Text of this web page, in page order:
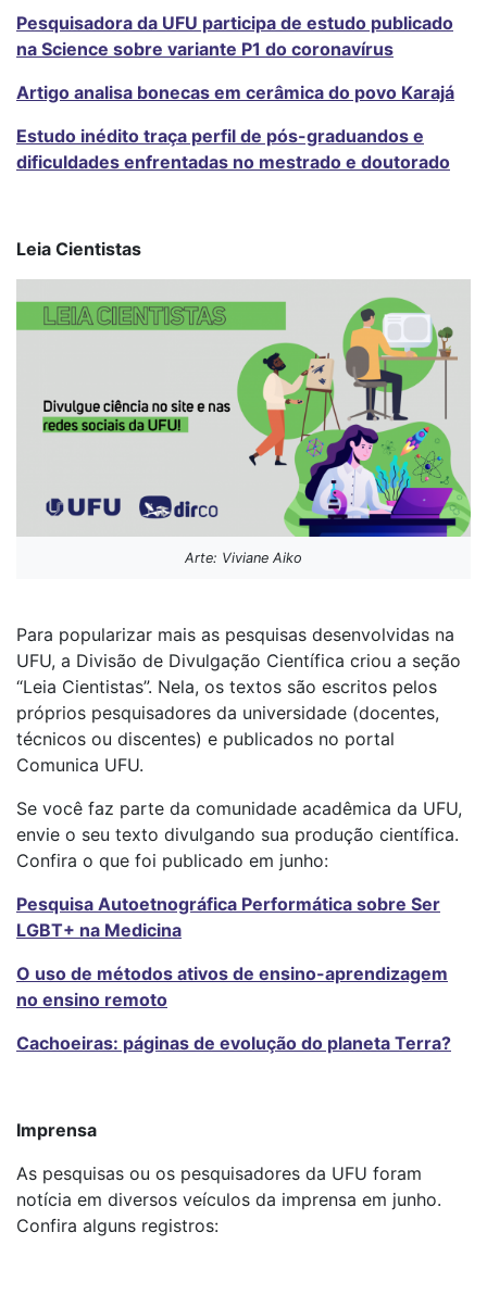
Pesquisadora da UFU participa de estudo publicado
na Science sobre variante P1 do coronavírus
Artigo analisa bonecas em cerâmica do povo Karajá
Estudo inédito traça perfil de pós-graduandos e
dificuldades enfrentadas no mestrado e doutorado
Leia Cientistas
Arte: Viviane Aiko
Para popularizar mais as pesquisas desenvolvidas na
UFU, a Divisão de Divulgação Científica criou a seção
“Leia Cientistas”. Nela, os textos são escritos pelos
próprios pesquisadores da universidade (docentes,
técnicos ou discentes) e publicados no portal
Comunica UFU.
Se você faz parte da comunidade acadêmica da UFU,
envie o seu texto divulgando sua produção científica.
Confira o que foi publicado em junho:
Pesquisa Autoetnográfica Performática sobre Ser
LGBT+ na Medicina
O uso de métodos ativos de ensino-aprendizagem
no ensino remoto
Cachoeiras: páginas de evolução do planeta Terra?
Imprensa
As pesquisas ou os pesquisadores da UFU foram
notícia em diversos veículos da imprensa em junho.
Confira alguns registros: